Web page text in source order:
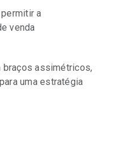
a
venda
braços assimétricos,
uma estratégia